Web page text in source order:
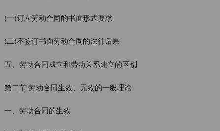
(一)订立劳动合同的书面形式要求
(二)不签订书面劳动合同的法律后果
五、劳动合同成立和劳动关系建立的区别
第二节 劳动合同生效、无效的一般理论
一、劳动合同的生效